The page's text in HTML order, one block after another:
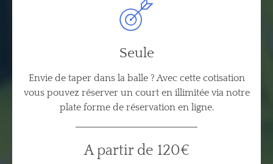
Seule
Envie de taper dans la balle ? Avec cette cotisation
vous pouvez réserver un court en illimitée via notre
plate forme de réservation en ligne.
A partir de 120€